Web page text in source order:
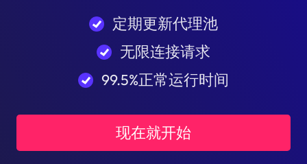
定期更新代理池
无限连接请求
99.5%正常运行时间
现在就开始